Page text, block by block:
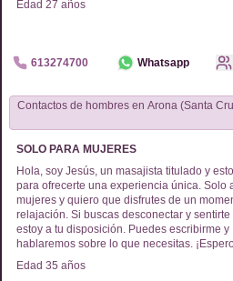
Edad 27 años
613274700 Whatsapp
Contactos de hombres en Arona (Santa
SOLO PARA MUJERES
Hola, soy Jesús, un masajista titulado y
para ofrecerte una experiencia única. Solo
mujeres y quiero que disfrutes de un
relajación. Si buscas desconectar y
estoy a tu disposición. Puedes escribirme y
hablaremos sobre lo que necesitas.
pronto!
Edad 35 años